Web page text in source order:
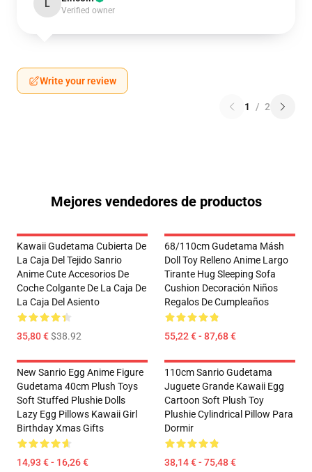
L
Verified owner
Write your review
1 / 2
Mejores vendedores de productos
Kawaii Gudetama Cubierta De
La Caja Del Tejido Sanrio
Anime Cute Accesorios De
Coche Colgante De La Caja De
La Caja Del Asiento
35,80 €$38.92
68/110cm Gudetama Másh
Doll Toy Relleno Anime Largo
Tirante Hug Sleeping Sofa
Cushion Decoración Niños
Regalos De Cumpleaños
55,22 € - 87,68 €
New Sanrio Egg Anime Figure
Gudetama 40cm Plush Toys
Soft Stuffed Plushie Dolls
Lazy Egg Pillows Kawaii Girl
Birthday Xmas Gifts
14,93 € - 16,26 €
110cm Sanrio Gudetama
Juguete Grande Kawaii Egg
Cartoon Soft Plush Toy
Plushie Cylindrical Pillow Para
Dormir
38,14 € - 75,48 €